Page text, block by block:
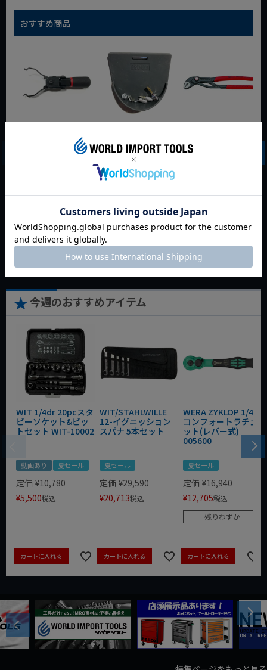
おすすめ商品
クィックツール CL-
ルマット ブラック
¥3,465税込
クイックセット
8721-250 KNIPEX
¥6,545
今週のおすすめアイテム
WIT 1/4dr 20pcスタ
ビーソケット&ビッ
トセット WIT-10002
動画あり 夏セール
定価 ¥10,780
¥5,500税込
カートに入れる
WIT/STAHLWILLE
12-イグニッション
スパナ 5本セット
夏セール
定価 ¥29,590
¥20,713税込
カートに入れる
WERA ZYKLOP 1/4"
コンフォートラチェ
ット(レバー式)
005600
夏セール
定価 ¥16,940
¥12,705税込
残りわずか
カートに入れる
Previous
Next